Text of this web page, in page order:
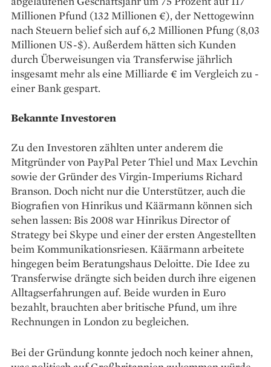
Millionen Pfund (132 Millionen €), der Nettogewinn
nach Steuern belief sich auf 6,2 Millionen Pfung (8,03
Millionen US-$). Außerdem hätten sich Kunden
durch Überweisungen via ­Transferwise jährlich
insgesamt mehr als eine Milliarde € im Vergleich zu ­
einer Bank gespart.
Bekannte Investoren
Zu den Investoren zählten ­unter anderem die
Mitgründer von PayPal Peter Thiel und Max Levchin
sowie der Gründer des Virgin-Imperiums Richard
Branson. Doch nicht nur die Unterstützer, auch die
Biografien von Hinrikus und Käär­mann können sich
sehen lassen: Bis 2008 war Hinrikus Director of
Strategy bei Skype und einer der ersten Angestellten
beim Kommunikations­riesen. Käärmann arbeitete
hingegen beim Beratungshaus Deloitte. Die Idee zu
Transferwise drängte sich beiden durch ihre eigenen
Alltagserfahrungen auf. Beide wurden in Euro
bezahlt, brauchten aber britische Pfund, um ihre
Rechnungen in London zu begleichen.
Bei der Gründung konnte jedoch noch keiner ahnen,